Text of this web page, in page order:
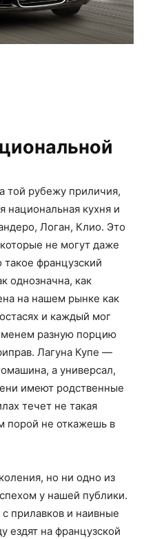
той рубежу приличия,
национальная кухня и
Логан, Клио. Это
не могут даже
французский
однозначна, как
на нашем рынке как
и каждый мог
разную порцию
Лагуна Купе —
а универсал,
имеют родственные
течет не такая
порой не откажешь в
но ни одно из
у нашей публики.
прилавков и наивные
ездят на французской